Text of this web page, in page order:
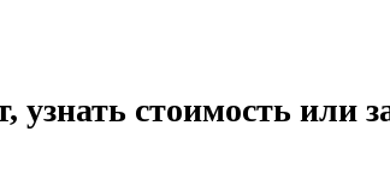
узнать стоимость или